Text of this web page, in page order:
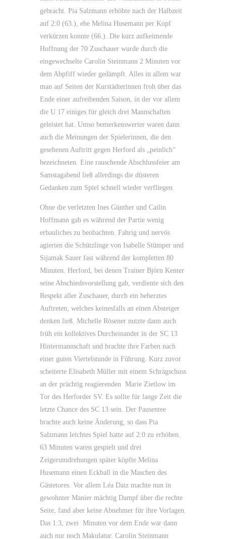
gebracht. Pia Salzmann erhöhte nach der Halbzeit
auf 2:0 (63.), ehe Melina Husemann per Kopf
verkürzen konnte (66.). Die kurz aufkeimende
Hoffnung der 70 Zuschauer wurde durch die
eingewechselte Carolin Steinmann 2 Minuten vor
dem Abpfiff wieder gedämpft. Alles in allem war
man auf Seiten der Kurstädterinnen froh über das
Ende einer aufreibenden Saison, in der vor allem
die U 17 einiges für gleich drei Mannschaften
geleistet hat. Umso bemerkenswerter waren dann
auch die Meinungen der Spielerinnen, die den
gesehenen Auftritt gegen Herford als „peinlich“
bezeichneten. Eine rauschende Abschlussfeier am
Samstagabend ließ allerdings die düsteren
Gedanken zum Spiel schnell wieder verfliegen.
Ohne die verletzten Ines Günther und Cailin
Hoffmann gab es während der Partie wenig
erbauliches zu beobachten. Fahrig und nervös
agierten die Schützlinge von Isabelle Stümper und
Sijamak Sauer fast während der kompletten 80
Minuten. Herford, bei denen Trainer Björn Kenter
seine Abschiedsvorstellung gab, verdiente sich den
Respekt aller Zuschauer, durch ein beherztes
Auftreten, welches keinesfalls an einen Absteiger
denken ließ. Michelle Rösener nutzte dann auch
früh ein kollektives Durcheinander in der SC 13
Hintermannschaft und brachte ihre Farben nach
einer guten Viertelstunde in Führung. Kurz zuvor
scheiterte Elisabeth Müller mit einem Schrägschuss
an der prächtig reagierenden Marie Zietlow im
Tor des Herforder SV. Es sollte für lange Zeit die
letzte Chance des SC 13 sein. Der Pausentee
brachte auch keine Änderung, so dass Pia
Salzmann leichtes Spiel hatte auf 2:0 zu erhöhen.
63 Minuten waren gespielt und drei
Zeigerumdrehungen später köpfte Melina
Husemann einen Eckball in die Maschen des
Gästetores. Vor allem Léa Daiz machte nun in
gewohnter Manier mächtig Dampf über die rechte
Seite, fand aber keine Abnehmer für ihre Vorlagen.
Das 1:3, zwei Minuten vor dem Ende war dann
auch nur noch Makulatur. Carolin Steinmann